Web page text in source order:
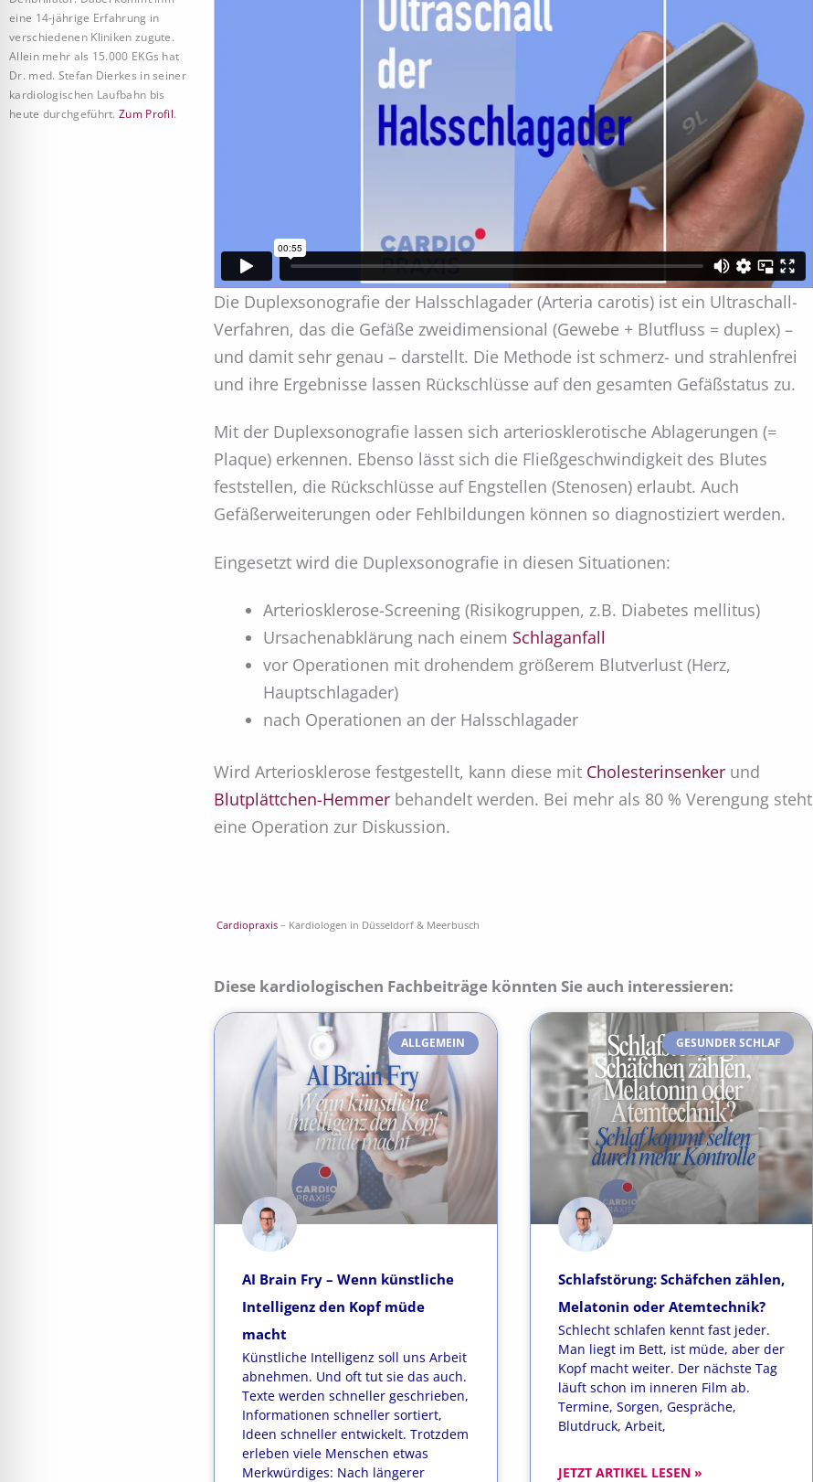
eine 14-jährige Erfahrung in
verschiedenen Kliniken zugute.
Allein mehr als 15.000 EKGs hat
Dr. med. Stefan Dierkes in seiner
kardiologischen Laufbahn bis
heute durchgeführt.Zum Profil.
Die Duplexsonografie der Halsschlagader (Arteria carotis) ist ein Ultraschall-
Verfahren, das die Gefäße zweidimensional (Gewebe + Blutfluss = duplex) –
und damit sehr genau – darstellt. Die Methode ist schmerz- und strahlenfrei
und ihre Ergebnisse lassen Rückschlüsse auf den gesamten Gefäßstatus zu.
Mit der Duplexsonografie lassen sich arteriosklerotische Ablagerungen (=
Plaque) erkennen. Ebenso lässt sich die Fließgeschwindigkeit des Blutes
feststellen, die Rückschlüsse auf Engstellen (Stenosen) erlaubt. Auch
Gefäßerweiterungen oder Fehlbildungen können so diagnostiziert werden.
Eingesetzt wird die Duplexsonografie in diesen Situationen:
Arteriosklerose-Screening (Risikogruppen, z.B. Diabetes mellitus)
Ursachenabklärung nach einem Schlaganfall
vor Operationen mit drohendem größerem Blutverlust (Herz,
Hauptschlagader)
nach Operationen an der Halsschlagader
Wird Arteriosklerose festgestellt, kann diese mit Cholesterinsenker und
Blutplättchen-Hemmer behandelt werden. Bei mehr als 80 % Verengung steht
eine Operation zur Diskussion.
Cardiopraxis – Kardiologen in Düsseldorf & Meerbusch
Diese kardiologischen Fachbeiträge könnten Sie auch interessieren:
ALLGEMEIN
AI Brain Fry – Wenn künstliche
Intelligenz den Kopf müde
macht
Künstliche Intelligenz soll uns Arbeit
abnehmen. Und oft tut sie das auch.
Texte werden schneller geschrieben,
Informationen schneller sortiert,
Ideen schneller entwickelt. Trotzdem
erleben viele Menschen etwas
Merkwürdiges: Nach längerer
GESUNDER SCHLAF
Schlafstörung: Schäfchen zählen,
Melatonin oder Atemtechnik?
Schlecht schlafen kennt fast jeder.
Man liegt im Bett, ist müde, aber der
Kopf macht weiter. Der nächste Tag
läuft schon im inneren Film ab.
Termine, Sorgen, Gespräche,
Blutdruck, Arbeit,
JETZT ARTIKEL LESEN »